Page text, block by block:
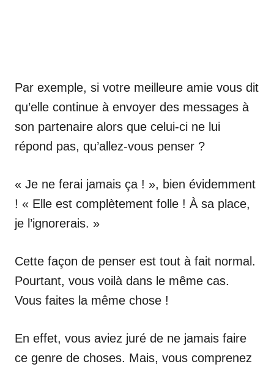
Par exemple, si votre meilleure amie vous dit
qu’elle continue à envoyer des messages à
son partenaire alors que celui-ci ne lui
répond pas, qu’allez-vous penser ?
« Je ne ferai jamais ça ! », bien évidemment
! « Elle est complètement folle ! À sa place,
je l’ignorerais. »
Cette façon de penser est tout à fait normal.
Pourtant, vous voilà dans le même cas.
Vous faites la même chose !
En effet, vous aviez juré de ne jamais faire
ce genre de choses. Mais, vous comprenez